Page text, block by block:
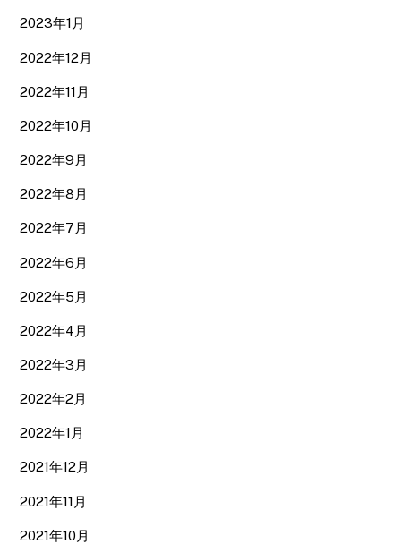
2023年1月
2022年12月
2022年11月
2022年10月
2022年9月
2022年8月
2022年7月
2022年6月
2022年5月
2022年4月
2022年3月
2022年2月
2022年1月
2021年12月
2021年11月
2021年10月